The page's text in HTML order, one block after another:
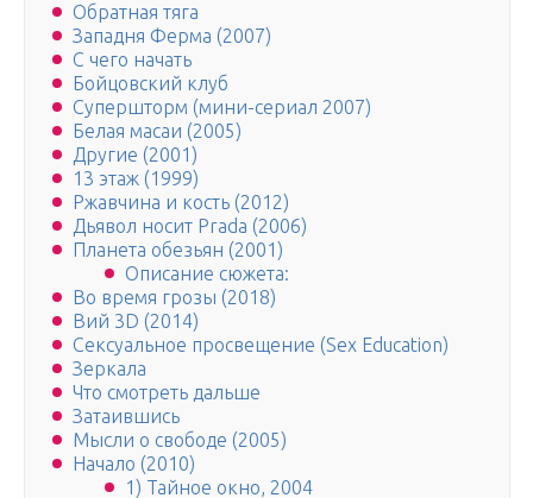
Обратная тяга
Западня Ферма (2007)
С чего начать
Бойцовский клуб
Супершторм (мини-сериал 2007)
Белая масаи (2005)
Другие (2001)
13 этаж (1999)
Ржавчина и кость (2012)
Дьявол носит Prada (2006)
Планета обезьян (2001)
Описание сюжета:
Во время грозы (2018)
Вий 3D (2014)
Сексуальное просвещение (Sex Education)
Зеркала
Что смотреть дальше
Затаившись
Мысли о свободе (2005)
Начало (2010)
1) Тайное окно, 2004